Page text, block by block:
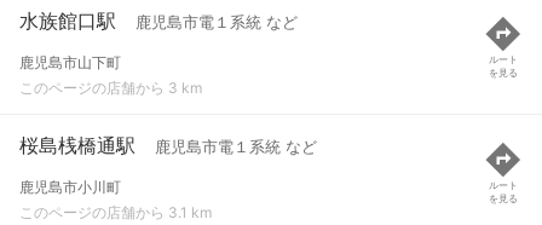
水族館口駅 鹿児島市電１系統 など
鹿児島市山下町
このページの店舗から 3 km
ルート
を見る
桜島桟橋通駅 鹿児島市電１系統 など
鹿児島市小川町
このページの店舗から 3.1 km
ルート
を見る